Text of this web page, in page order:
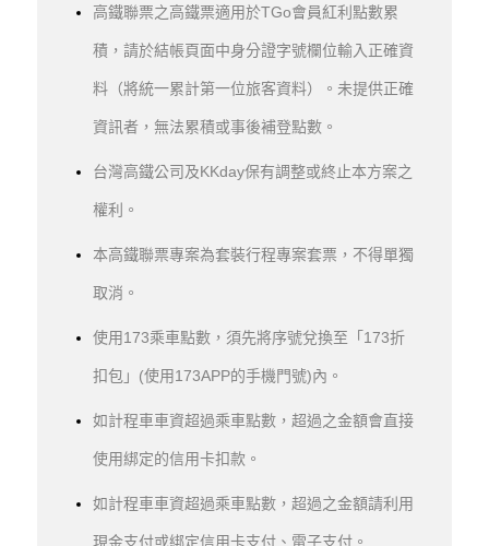
高鐵聯票之高鐵票適用於TGo會員紅利點數累
積，請於結帳頁面中身分證字號欄位輸入正確資
料（將統一累計第一位旅客資料）。未提供正確
資訊者，無法累積或事後補登點數。
台灣高鐵公司及KKday保有調整或終止本方案之
權利。
本高鐵聯票專案為套裝行程專案套票，不得單獨
取消。
使用173乘車點數，須先將序號兌換至「173折
扣包」(使用173APP的手機門號)內。
如計程車車資超過乘車點數，超過之金額會直接
使用綁定的信用卡扣款。
如計程車車資超過乘車點數，超過之金額請利用
現金支付或綁定信用卡支付、電子支付。